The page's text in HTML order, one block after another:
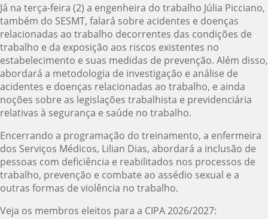
Já na terça-feira (2) a engenheira do trabalho Júlia Picciano,
também do SESMT, falará sobre acidentes e doenças
relacionadas ao trabalho decorrentes das condições de
trabalho e da exposição aos riscos existentes no
estabelecimento e suas medidas de prevenção. Além disso,
abordará a metodologia de investigação e análise de
acidentes e doenças relacionadas ao trabalho, e ainda
noções sobre as legislações trabalhista e previdenciária
relativas à segurança e saúde no trabalho.
Encerrando a programação do treinamento, a enfermeira
dos Serviços Médicos, Lilian Dias, abordará a inclusão de
pessoas com deficiência e reabilitados nos processos de
trabalho, prevenção e combate ao assédio sexual e a
outras formas de violência no trabalho.
Veja os membros eleitos para a CIPA 2026/2027: